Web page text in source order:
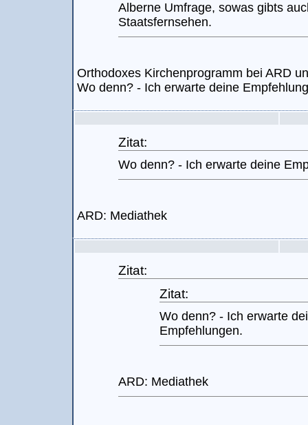
Alberne Umfrage, sowas gibts
Staatsfernsehen.
Orthodoxes Kirchenprogramm bei ARD
Wo denn? - Ich erwarte deine
Zitat:
Wo denn? - Ich erwarte deine
ARD: Mediathek
Zitat:
Zitat:
Wo denn? - Ich erwarte
Empfehlungen.
ARD: Mediathek